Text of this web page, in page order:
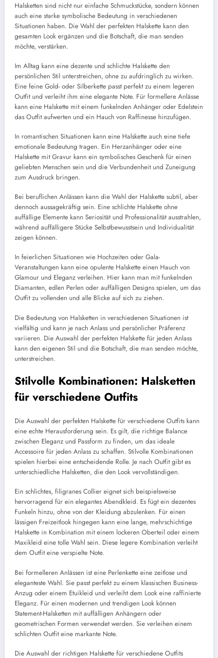
Halsketten sind nicht nur einfache Schmuckstücke, sondern können
auch eine starke symbolische Bedeutung in verschiedenen
Situationen haben. Die Wahl der perfekten Halskette kann den
gesamten Look ergänzen und die Botschaft, die man senden
möchte, verstärken.
Im Alltag kann eine dezente und schlichte Halskette den
persönlichen Stil unterstreichen, ohne zu aufdringlich zu wirken.
Eine feine Gold- oder Silberkette passt perfekt zu einem legeren
Outfit und verleiht ihm eine elegante Note. Für formellere Anlässe
kann eine Halskette mit einem funkelnden Anhänger oder Edelstein
das Outfit aufwerten und ein Hauch von Raffinesse hinzufügen.
In romantischen Situationen kann eine Halskette auch eine tiefe
emotionale Bedeutung tragen. Ein Herzanhänger oder eine
Halskette mit Gravur kann ein symbolisches Geschenk für einen
geliebten Menschen sein und die Verbundenheit und Zuneigung
zum Ausdruck bringen.
Bei beruflichen Anlässen kann die Wahl der Halskette subtil, aber
dennoch aussagekräftig sein. Eine schlichte Halskette ohne
auffällige Elemente kann Seriosität und Professionalität ausstrahlen,
während auffälligere Stücke Selbstbewusstsein und Individualität
zeigen können.
In feierlichen Situationen wie Hochzeiten oder Gala-
Veranstaltungen kann eine opulente Halskette einen Hauch von
Glamour und Eleganz verleihen. Hier kann man mit funkelnden
Diamanten, edlen Perlen oder auffälligen Designs spielen, um das
Outfit zu vollenden und alle Blicke auf sich zu ziehen.
Die Bedeutung von Halsketten in verschiedenen Situationen ist
vielfältig und kann je nach Anlass und persönlicher Präferenz
variieren. Die Auswahl der perfekten Halskette für jeden Anlass
kann den eigenen Stil und die Botschaft, die man senden möchte,
unterstreichen.
Stilvolle Kombinationen: Halsketten
für verschiedene Outfits
Die Auswahl der perfekten Halskette für verschiedene Outfits kann
eine echte Herausforderung sein. Es gilt, die richtige Balance
zwischen Eleganz und Passform zu finden, um das ideale
Accessoire für jeden Anlass zu schaffen. Stilvolle Kombinationen
spielen hierbei eine entscheidende Rolle. Je nach Outfit gibt es
unterschiedliche Halsketten, die den Look vervollständigen.
Ein schlichtes, filigranes Collier eignet sich beispielsweise
hervorragend für ein elegantes Abendkleid. Es fügt ein dezentes
Funkeln hinzu, ohne von der Kleidung abzulenken. Für einen
lässigen Freizeitlook hingegen kann eine lange, mehrschichtige
Halskette in Kombination mit einem lockeren Oberteil oder einem
Maxikleid eine tolle Wahl sein. Diese legere Kombination verleiht
dem Outfit eine verspielte Note.
Bei formelleren Anlässen ist eine Perlenkette eine zeitlose und
eleganteste Wahl. Sie passt perfekt zu einem klassischen Business-
Anzug oder einem Etuikleid und verleiht dem Look eine raffinierte
Eleganz. Für einen modernen und trendigen Look können
Statement-Halsketten mit auffälligen Anhängern oder
geometrischen Formen verwendet werden. Sie verleihen einem
schlichten Outfit eine markante Note.
Die Auswahl der richtigen Halskette für verschiedene Outfits